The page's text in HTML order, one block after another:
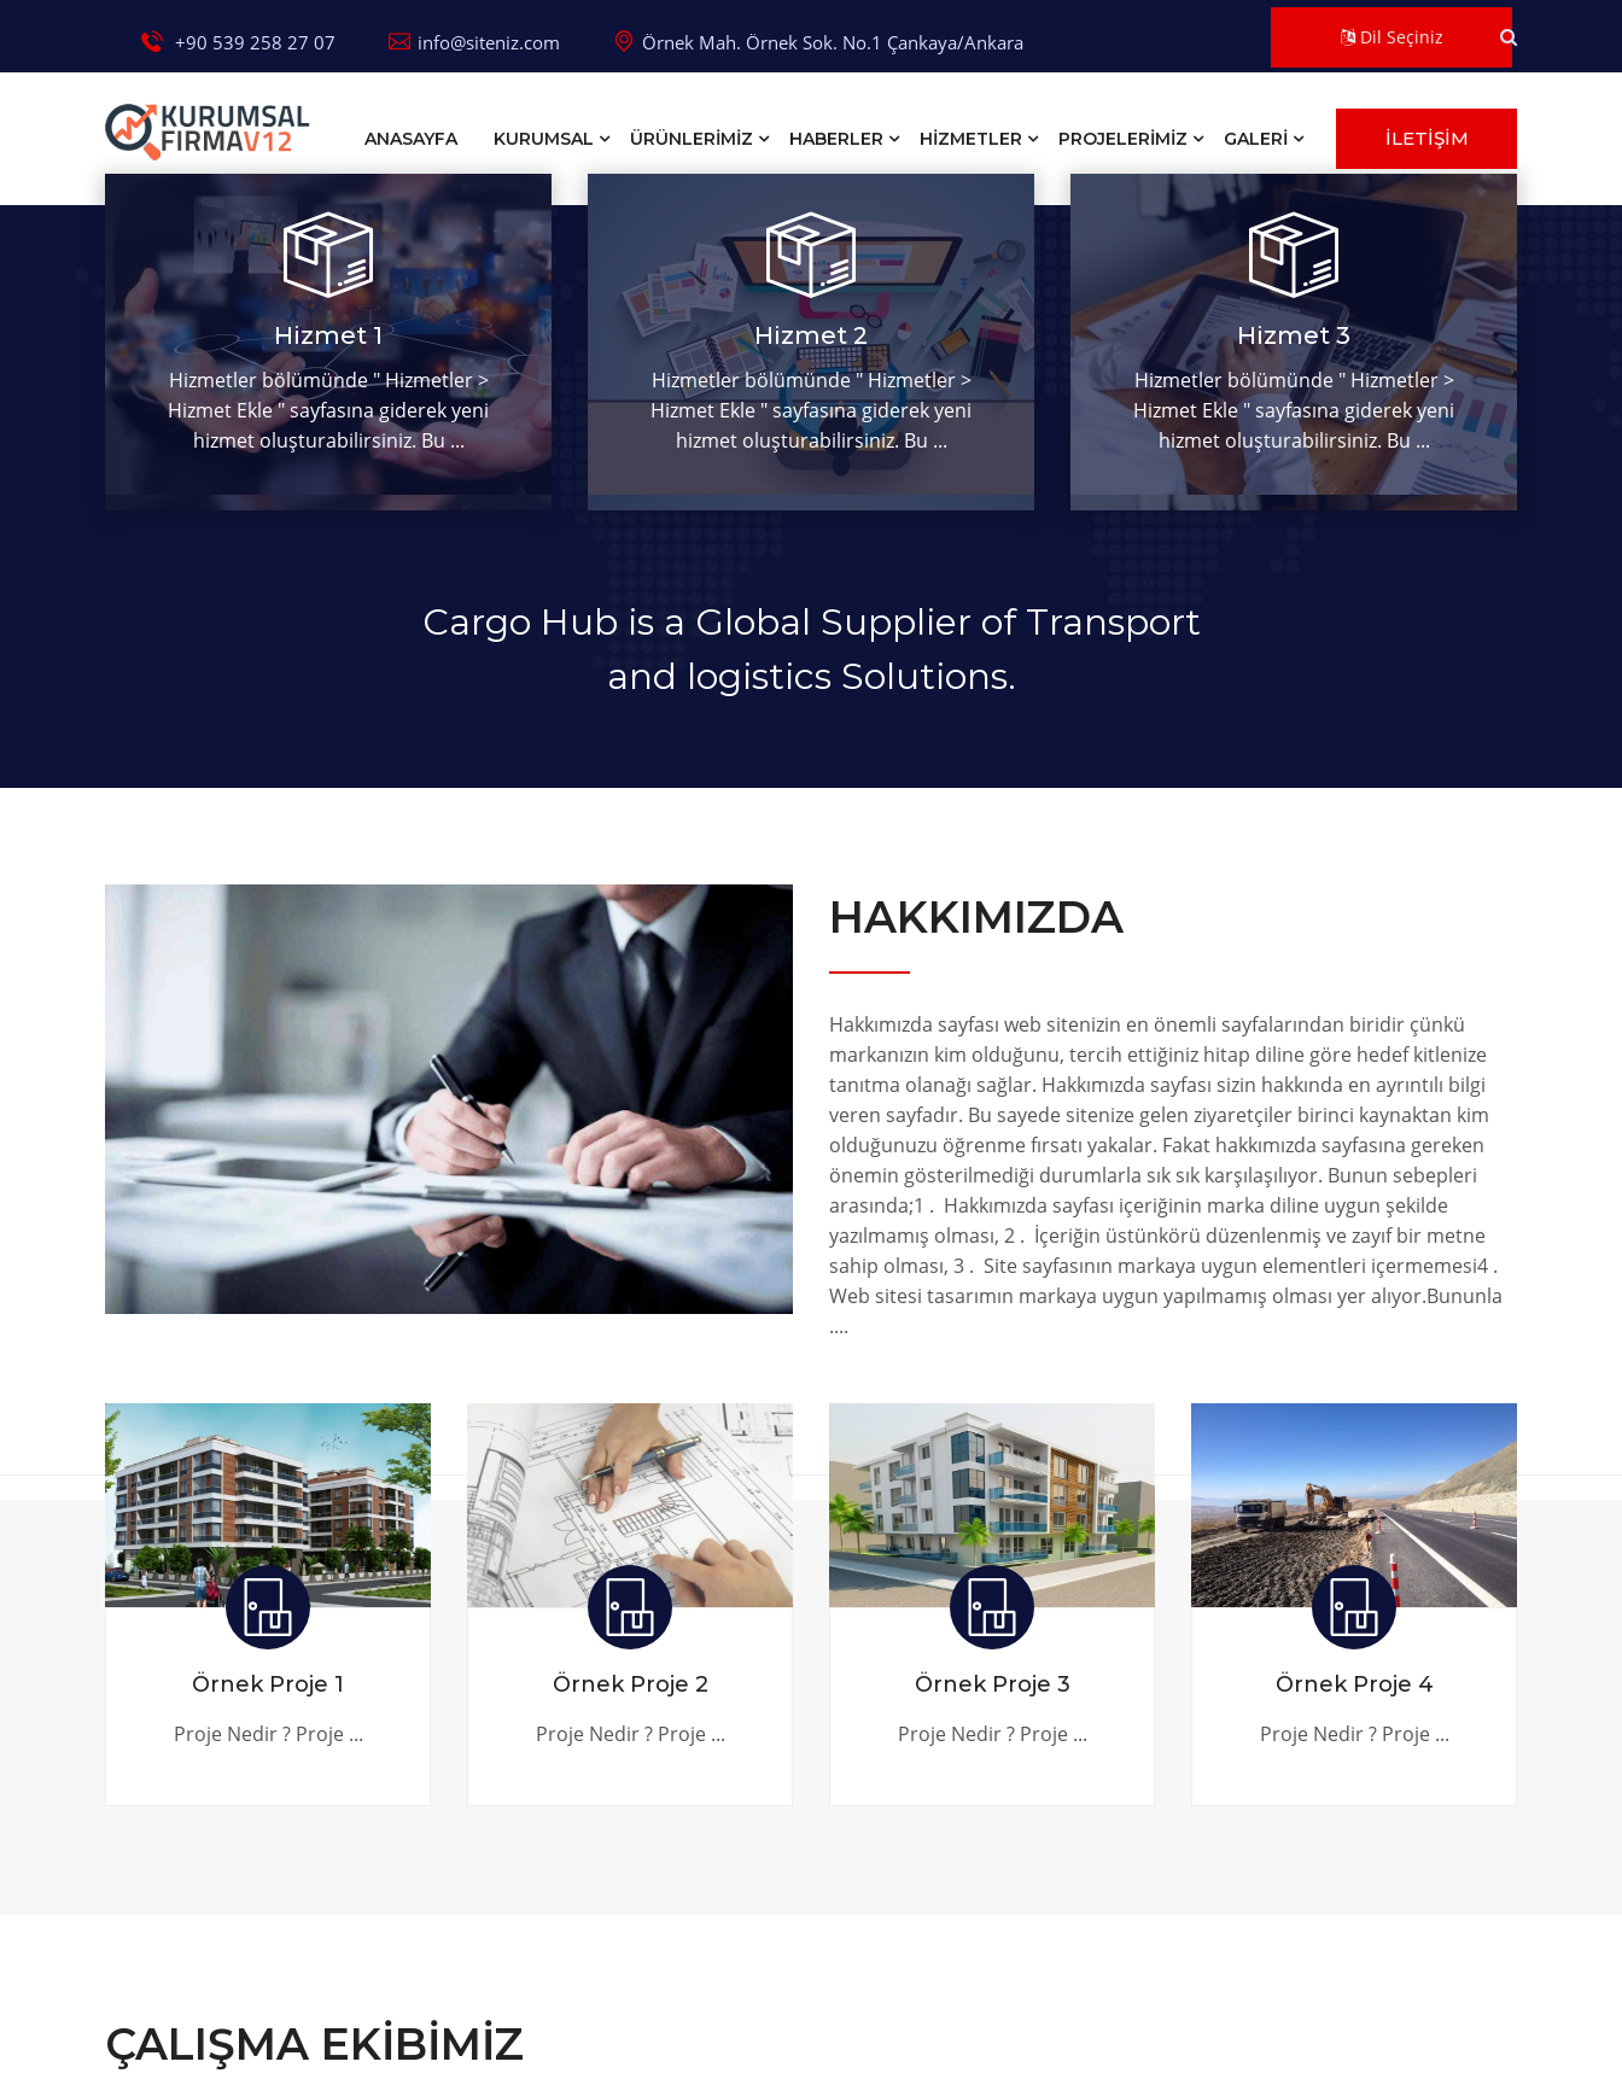
+90 539 258 27 07 info@siteniz.com Örnek Mah. Örnek Sok. No.1 Çankaya/Ankara Dil Seçiniz
ANASAYFA KURUMSAL ÜRÜNLERİMİZ HABERLER HİZMETLER PROJELERİMİZ GALERİ İLETİŞİM
Hizmet 1
Hizmetler bölümünde " Hizmetler >
Hizmet Ekle " sayfasına giderek yeni
hizmet oluşturabilirsiniz. Bu ...
Hizmet 2
Hizmetler bölümünde " Hizmetler >
Hizmet Ekle " sayfasına giderek yeni
hizmet oluşturabilirsiniz. Bu ...
Hizmet 3
Hizmetler bölümünde " Hizmetler >
Hizmet Ekle " sayfasına giderek yeni
hizmet oluşturabilirsiniz. Bu ...
Cargo Hub is a Global Supplier of Transport
and logistics Solutions.
HAKKIMIZDA
Hakkımızda sayfası web sitenizin en önemli sayfalarından biridir çünkü
markanızın kim olduğunu, tercih ettiğiniz hitap diline göre hedef kitlenize
tanıtma olanağı sağlar. Hakkımızda sayfası sizin hakkında en ayrıntılı bilgi
veren sayfadır. Bu sayede sitenize gelen ziyaretçiler birinci kaynaktan kim
olduğunuzu öğrenme fırsatı yakalar. Fakat hakkımızda sayfasına gereken
önemin gösterilmediği durumlarla sık sık karşılaşılıyor. Bunun sebepleri
arasında;1 . Hakkımızda sayfası içeriğinin marka diline uygun şekilde
yazılmamış olması, 2 . İçeriğin üstünkörü düzenlenmiş ve zayıf bir metne
sahip olması, 3 . Site sayfasının markaya uygun elementleri içermemesi4 .
Web sitesi tasarımın markaya uygun yapılmamış olması yer alıyor.Bununla
....
Örnek Proje 1
Proje Nedir ? Proje ...
Örnek Proje 2
Proje Nedir ? Proje ...
Örnek Proje 3
Proje Nedir ? Proje ...
Örnek Proje 4
Proje Nedir ? Proje ...
ÇALIŞMA EKIBIMIZ